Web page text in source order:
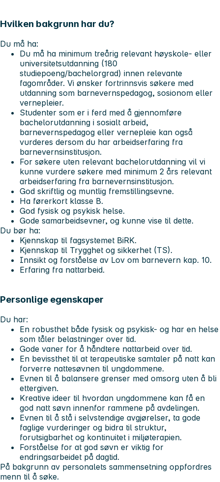
Hvilken bakgrunn har du?
Du må ha:
Du må ha minimum treårig relevant høyskole- eller
universitetsutdanning (180
studiepoeng/bachelorgrad) innen relevante
fagområder. Vi ønsker fortrinnsvis søkere med
utdanning som barnevernspedagog, sosionom eller
vernepleier.
Studenter som er i ferd med å gjennomføre
bachelorutdanning i sosialt arbeid,
barnevernspedagog eller vernepleie kan også
vurderes dersom du har arbeidserfaring fra
barnevernsinstitusjon.
For søkere uten relevant bachelorutdanning vil vi
kunne vurdere søkere med minimum 2 års relevant
arbeidserfaring fra barnevernsinstitusjon.
God skriftlig og muntlig fremstillingsevne.
Ha førerkort klasse B.
God fysisk og psykisk helse.
Gode samarbeidsevner, og kunne vise til dette.
Du bør ha:
Kjennskap til fagsystemet BiRK.
Kjennskap til Trygghet og sikkerhet (TS).
Innsikt og forståelse av Lov om barnevern kap. 10.
Erfaring fra nattarbeid.
Personlige egenskaper
Du har:
En robusthet både fysisk og psykisk- og har en helse
som tåler belastninger over tid.
Gode vaner for å håndtere nattarbeid over tid.
En bevissthet til at terapeutiske samtaler på natt kan
forverre nattesøvnen til ungdommene.
Evnen til å balansere grenser med omsorg uten å bli
ettergiven.
Kreative ideer til hvordan ungdommene kan få en
god natt søvn innenfor rammene på avdelingen.
Evnen til å stå i selvstendige avgjørelser, ta gode
faglige vurderinger og bidra til struktur,
forutsigbarhet og kontinuitet i miljøterapien.
Forståelse for at god søvn er viktig for
endringsarbeidet på dagtid.
På bakgrunn av personalets sammensetning oppfordres
menn til å søke.